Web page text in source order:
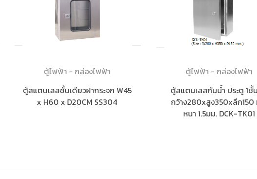
ตู้ไฟฟ้า - กล่องไฟฟ้า
ตู้สแตนเลสชั้นเดียวฝากระจก W45
x H60 x D20CM SS304
ตู้ไฟฟ้า - กล่องไฟฟ้า
ตู้สแตนเลสกันน้ำ ประตู 1ชั้
กว้าง280xสูง350xลึก150
หนา 1.5มม. DCK-TK01